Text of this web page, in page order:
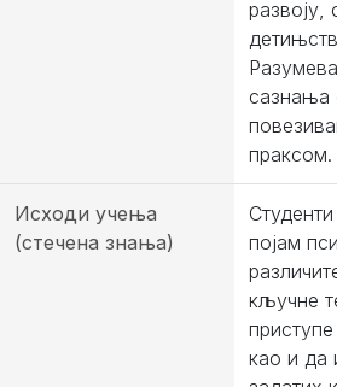
развоју,
сазнања
праксом.
Исходи учења
(стечена знања)
појам
кључне
као и да